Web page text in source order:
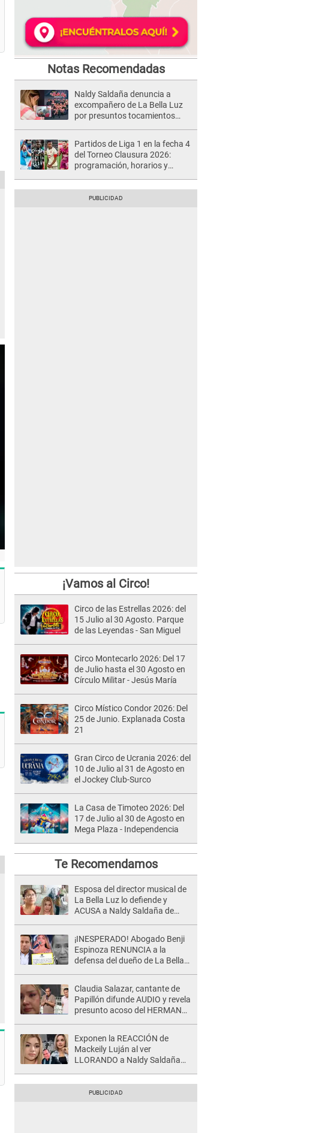
Notas Recomendadas
Naldy Saldaña denuncia a
excompañero de La Bella Luz
por presuntos tocamientos
Partidos de Liga 1 en la fecha 4
del Torneo Clausura 2026:
programación, horarios y
¡Vamos al Circo!
Circo de las Estrellas 2026: del
15 Julio al 30 Agosto. Parque
de las Leyendas - San Miguel
Circo Montecarlo 2026: Del 17
de Julio hasta el 30 Agosto en
Círculo Militar - Jesús María
Circo Místico Condor 2026: Del
25 de Junio. Explanada Costa
21
Gran Circo de Ucrania 2026: del
10 de Julio al 31 de Agosto en
el Jockey Club-Surco
La Casa de Timoteo 2026: Del
17 de Julio al 30 de Agosto en
Mega Plaza - Independencia
Te Recomendamos
Esposa del director musical de
La Bella Luz lo defiende y
ACUSA a Naldy Saldaña de
¡INESPERADO! Abogado Benji
Espinoza RENUNCIA a la
defensa del dueño de La Bella
Claudia Salazar, cantante de
Papillón difunde AUDIO y revela
presunto acoso del HERMANO
Luz: "Me quedé asustada, en
shock"
Exponen la REACCIÓN de
Mackeily Luján al ver
LLORANDO a Naldy Saldaña